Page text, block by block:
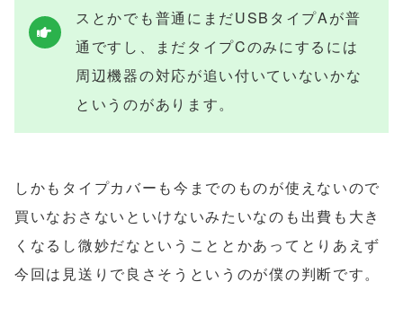
スとかでも普通にまだUSBタイプAが普
通ですし、まだタイプCのみにするには
周辺機器の対応が追い付いていないかな
というのがあります。
しかもタイプカバーも今までのものが使えないので
買いなおさないといけないみたいなのも出費も大き
くなるし微妙だなということとかあってとりあえず
今回は見送りで良さそうというのが僕の判断です。